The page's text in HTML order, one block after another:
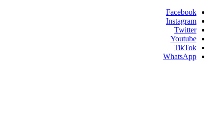
Skip
content
Facebook
Instagram
Twitter
Youtube
TikTok
WhatsApp